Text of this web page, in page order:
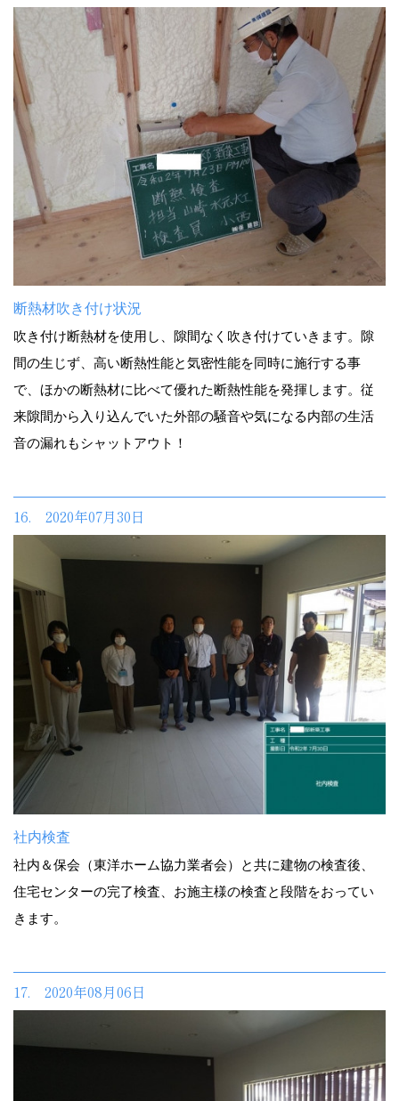
断熱材吹き付け状況
吹き付け断熱材を使用し、隙間なく吹き付けていきます。隙
間の生じず、高い断熱性能と気密性能を同時に施行する事
で、ほかの断熱材に比べて優れた断熱性能を発揮します。従
来隙間から入り込んでいた外部の騒音や気になる内部の生活
音の漏れもシャットアウト！
16. 2020年07月30日
社内検査
社内＆保会（東洋ホーム協力業者会）と共に建物の検査後、
住宅センターの完了検査、お施主様の検査と段階をおってい
きます。
17. 2020年08月06日